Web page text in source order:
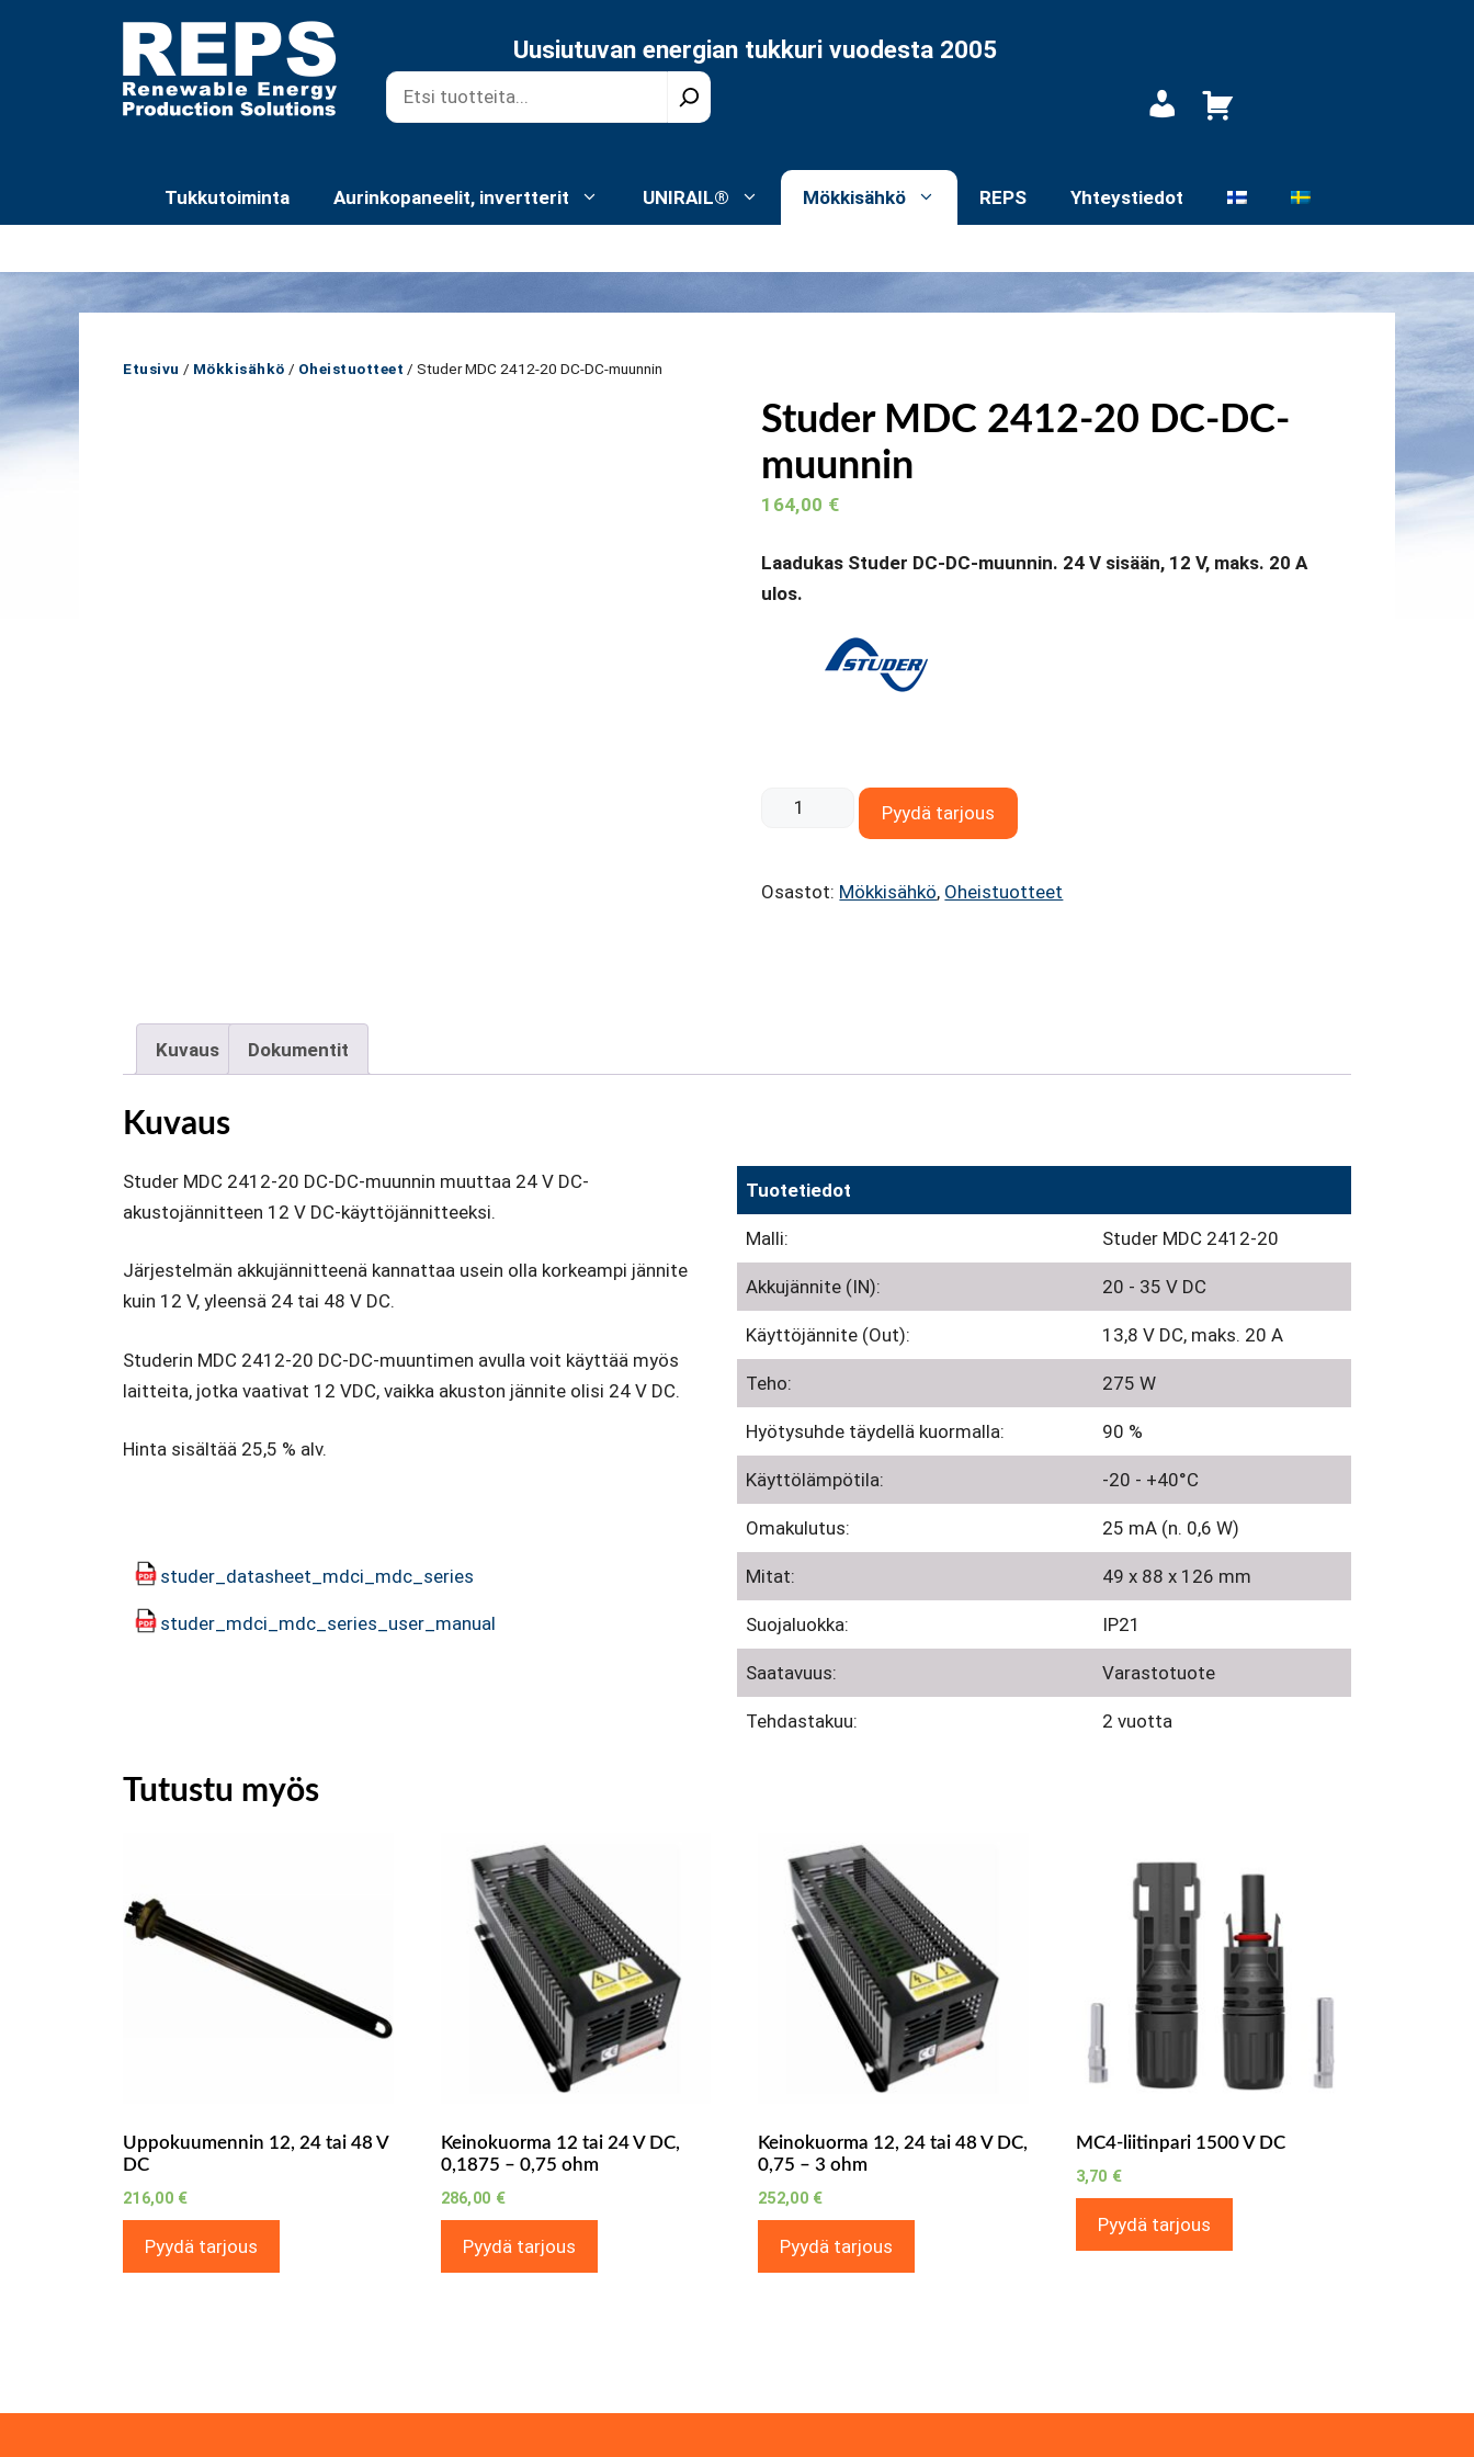
Uusiutuvan energian tukkuri vuodesta 2005
Tukkutoiminta Aurinkopaneelit, invertterit UNIRAIL® Mökkisähkö REPS Yhteystiedot
Etusivu / Mökkisähkö / Oheistuotteet / Studer MDC 2412-20 DC-DC-muunnin
Studer MDC 2412-20 DC-DC-
muunnin
164,00 €
Laadukas Studer DC-DC-muunnin. 24 V sisään, 12 V, maks. 20 A
ulos.
Studer
20
Pyydä tarjous
Osastot: Mökkisähkö, Oheistuotteet
Kuvaus Dokumentit
Kuvaus
Tuotetiedot
Malli: Studer MDC 2412-20
Akkujännite (IN): 20 - 35 V DC
Käyttöjännite (Out): 13,8 V DC, maks. 20 A
Teho: 275 W
Hyötysuhde täydellä kuormalla: 90 %
Käyttölämpötila: -20 - +40°C
Omakulutus: 25 mA (n. 0,6 W)
Mitat: 49 x 88 x 126 mm
Suojaluokka: IP21
Saatavuus: Varastotuote
Tehdastakuu: 2 vuotta
Studer MDC 2412-20 DC-DC-muunnin muuttaa 24 V DC-
akustojännitteen 12 V DC-käyttöjännitteeksi.
Järjestelmän akkujännitteenä kannattaa usein olla korkeampi jännite
kuin 12 V, yleensä 24 tai 48 V DC.
Studerin MDC 2412-20 DC-DC-muuntimen avulla voit käyttää myös
laitteita, jotka vaativat 12 VDC, vaikka akuston jännite olisi 24 V DC.
Hinta sisältää 25,5 % alv.
studer_datasheet_mdci_mdc_series
studer_mdci_mdc_series_user_manual
Tutustu myös
Uppokuumennin 12, 24 tai 48 V
DC
216,00 €
Pyydä tarjous
Keinokuorma 12 tai 24 V DC,
0,1875 – 0,75 ohm
286,00 €
Pyydä tarjous
Keinokuorma 12, 24 tai 48 V DC,
0,75 – 3 ohm
252,00 €
Pyydä tarjous
MC4-liitinpari 1500 V DC
3,70 €
Pyydä tarjous